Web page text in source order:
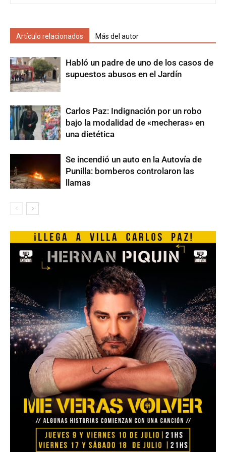
Artículo relacionados Más del autor
Habló un padre de uno de los casos de
supuestos abusos en el Jardín
Carlos Paz: Indignación por un robo
bajo la modalidad de «mecheras» en
una dietética
Se incendió un auto en la Autovía de
Punilla: bomberos controlaron las
llamas